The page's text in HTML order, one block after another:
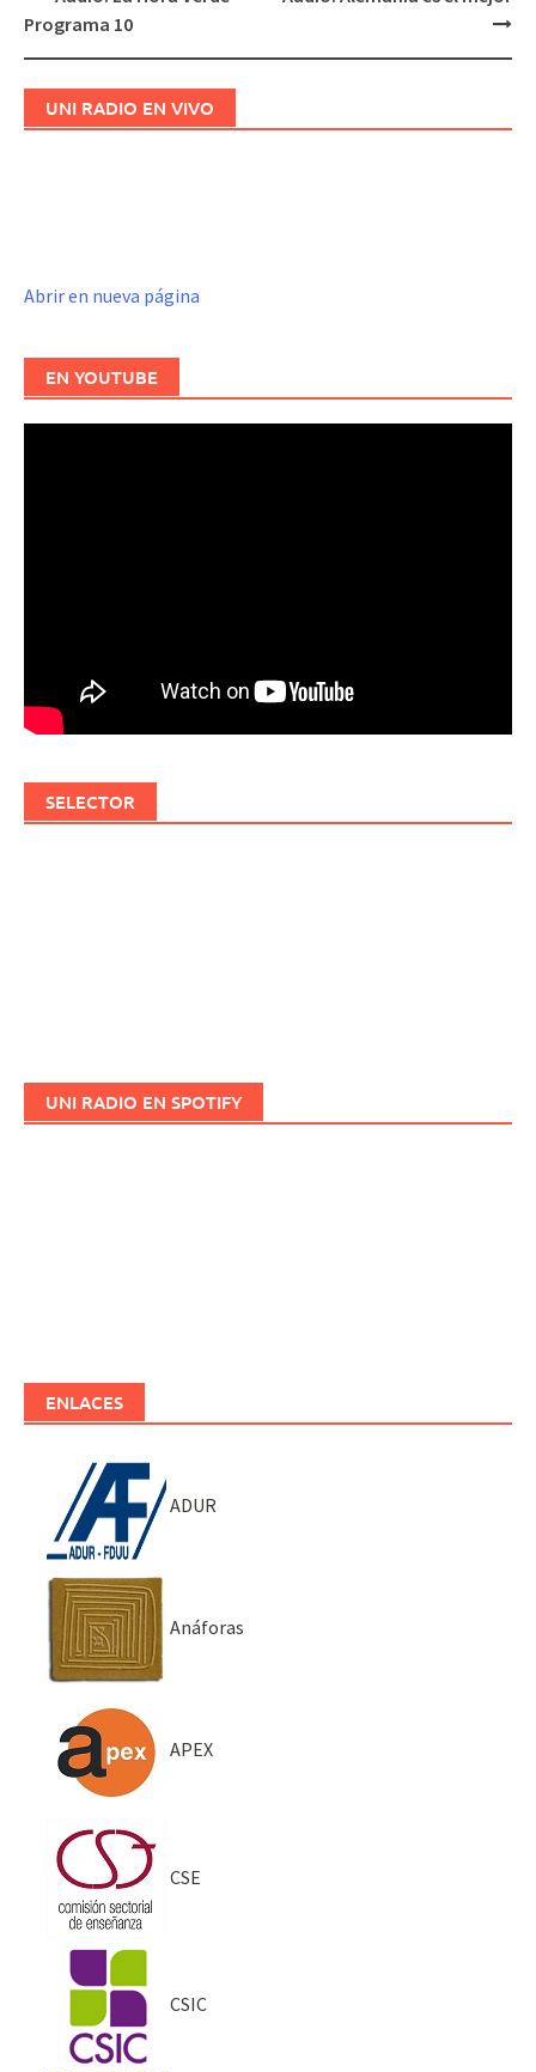
Navegación
Programa 10
UNI RADIO EN VIVO
Abrir en nueva página
EN YOUTUBE
SELECTOR
UNI RADIO EN SPOTIFY
ENLACES
ADUR
Anáforas
APEX
CSE
CSIC